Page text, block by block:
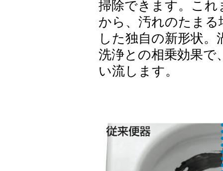
掃除できます。こ
から、汚れのたま
した独自の新形状
洗浄との相乗効果
い流します。